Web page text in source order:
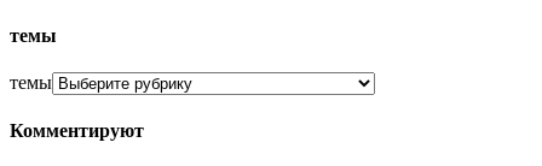
темы
темы
Комментируют